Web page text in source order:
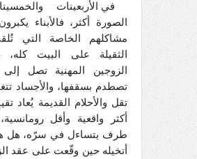
في الأربعينات
الصورة أكثر، فالأبناء
مشاكلهم الخاصة التي
الثقيلة على البيت
الزوجين المهنية تصل إلى
تصطدم بسقفها، والأجساد
تقل والأحلام القديمة يُعاد
أكثر واقعية وأقل
طرف يتساءل في سرّه، هل
أتخيله حين وقّعت على عقد